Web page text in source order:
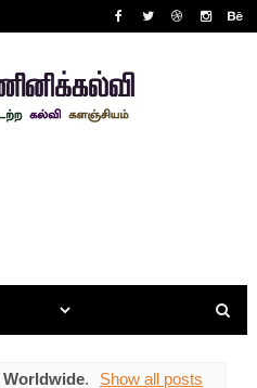
Worldwide. Show all posts